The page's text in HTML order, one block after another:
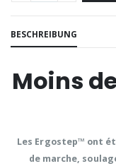
BESCHREIBUNG
Moins
Les Ergostep™ ont
de marche,